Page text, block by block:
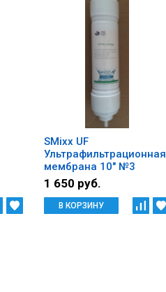
SMixx UF
Ультрафильтрационная
мембрана 10" №3
1 650 руб.
В КОРЗИНУ